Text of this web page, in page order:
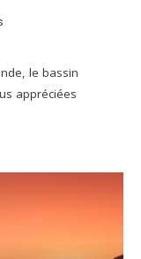
le bassin
appréciées